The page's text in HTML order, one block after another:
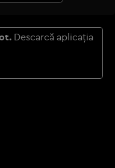
Descarcă aplicația